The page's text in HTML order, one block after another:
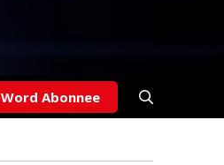
Word Abonnee